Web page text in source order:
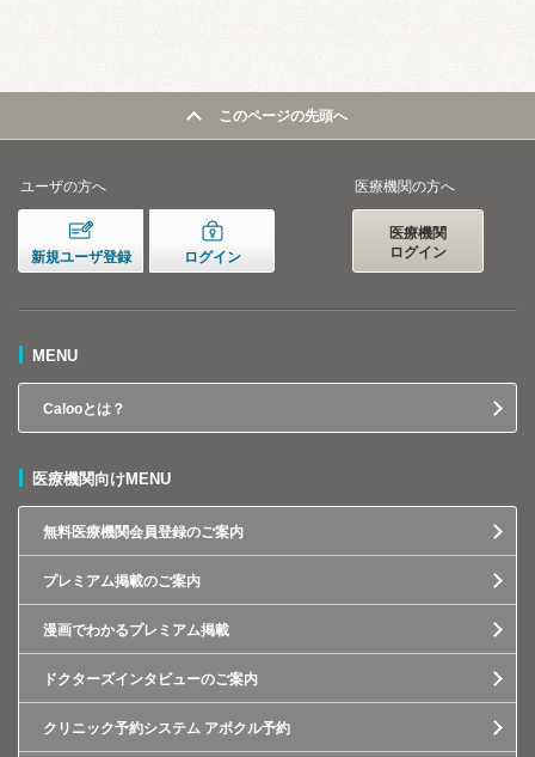
このページの先頭へ
ユーザの方へ
新規ユーザ登録 ログイン
医療機関の方へ
医療機関
ログイン
MENU
Calooとは？
医療機関向けMENU
無料医療機関会員登録のご案内
プレミアム掲載のご案内
漫画でわかるプレミアム掲載
ドクターズインタビューのご案内
クリニック予約システム アポクル予約